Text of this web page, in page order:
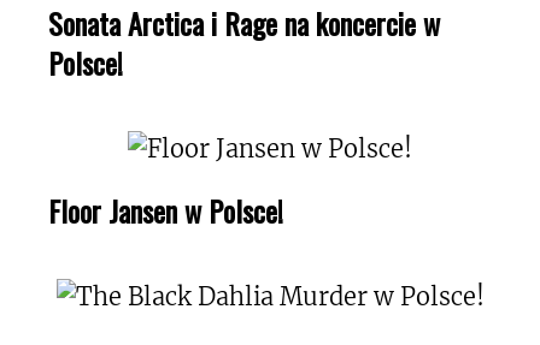
Sonata Arctica i Rage na koncercie w
Polsce!
Floor Jansen w Polsce!